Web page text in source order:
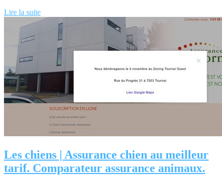
Lire la suite
Les chiens | Assurance chien au meilleur
tarif. Comparateur assurance animaux.